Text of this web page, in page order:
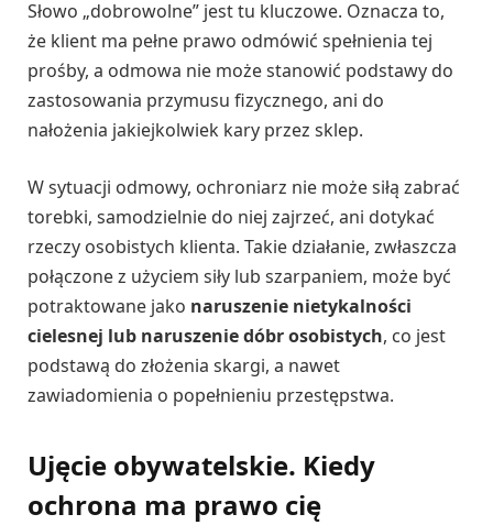
Słowo „dobrowolne” jest tu kluczowe. Oznacza to,
że klient ma pełne prawo odmówić spełnienia tej
prośby, a odmowa nie może stanowić podstawy do
zastosowania przymusu fizycznego, ani do
nałożenia jakiejkolwiek kary przez sklep.
W sytuacji odmowy, ochroniarz nie może siłą zabrać
torebki, samodzielnie do niej zajrzeć, ani dotykać
rzeczy osobistych klienta. Takie działanie, zwłaszcza
połączone z użyciem siły lub szarpaniem, może być
potraktowane jako naruszenie nietykalności
cielesnej lub naruszenie dóbr osobistych, co jest
podstawą do złożenia skargi, a nawet
zawiadomienia o popełnieniu przestępstwa.
Ujęcie obywatelskie. Kiedy
ochrona ma prawo cię